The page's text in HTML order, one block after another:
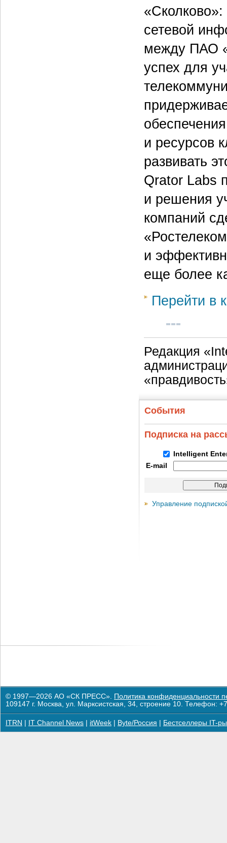
сетевой
между ПАО
успех для
и ресурсов
развивать
Qrator Labs
и решения
компаний
и
еще более
Перейти в
Редакция
События
Подписка на
Intelligent
E-mail
Управление
© 1997—2026 АО «СК ПРЕСС». Политика конфиденциальности
109147 г. Москва, ул. Марксистская, 34, строение 10. Телефон:
ITRN IT Channel News itWeek Byte/Россия Бестселлеры IT-